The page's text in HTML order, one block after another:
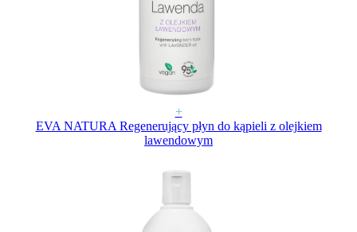
+
EVA NATURA Regenerujący płyn do kąpieli z olejkiem
lawendowym